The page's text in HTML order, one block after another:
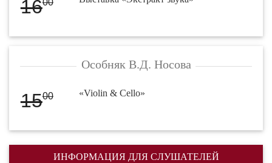
1600
Особняк В.Д. Носова
1500 «Violin & Cello»
ИНФОРМАЦИЯ ДЛЯ СЛУШАТЕЛЕЙ